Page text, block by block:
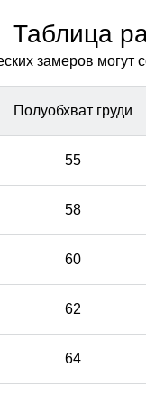
Таблица
замеров
Полуобхват груди
55
58
60
62
64